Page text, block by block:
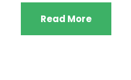
Read More